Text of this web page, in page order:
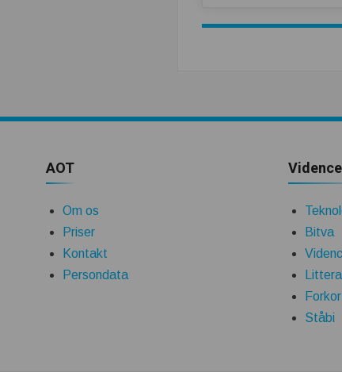
AOT
Om os
Priser
Kontakt
Persondata
Bitva
Ståbi